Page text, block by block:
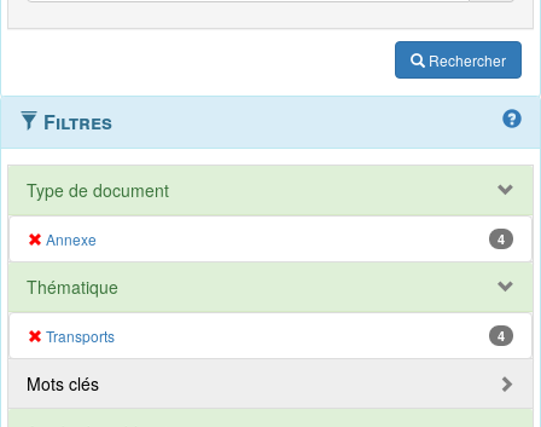
Rechercher
Filtres
Type de document
Annexe 4
Thématique
Transports 4
Mots clés